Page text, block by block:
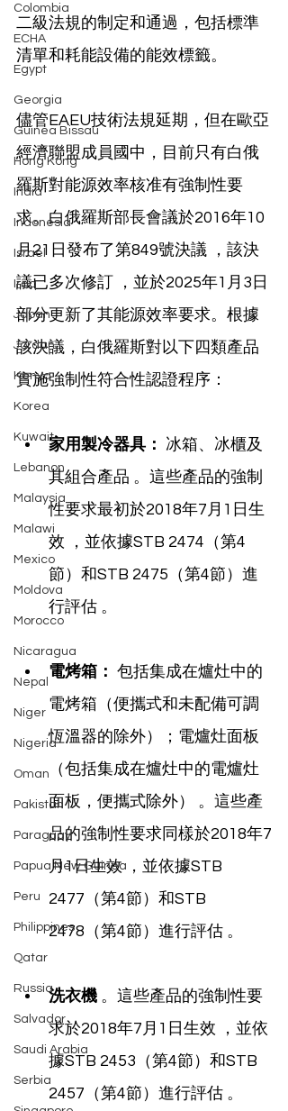
Colombia
ECHA
Egypt
Georgia
Guinea Bissau
Hong Kong
India
Indonesia
Israel
Iraq
Japan
Jordan
Kenya
Korea
Kuwait
Lebanon
Malaysia
Malawi
Mexico
Moldova
Morocco
Nicaragua
Nepal
Niger
Nigeria
Oman
Pakistan
Paraguay
Papua New Guinea
Peru
Philippines
Qatar
Russia
Salvador
Saudi Arabia
Serbia
二級法規的制定和通過，包括標準
清單和耗能設備的能效標籤。
儘管EAEU技術法規延期，但在歐亞
經濟聯盟成員國中，目前只有白俄
羅斯對能源效率核准有強制性要
求。白俄羅斯部長會議於2016年10
月21日發布了第849號決議 ，該決
議已多次修訂 ，並於2025年1月3日
部分更新了其能源效率要求。根據
該決議，白俄羅斯對以下四類產品
實施強制性符合性認證程序：
家用製冷器具：
冰箱、冰櫃及
其組合產品 。這些產品的強制
性要求最初於2018年7月1日生
效 ，並依據STB 2474（第4
節）和STB 2475（第4節）進
行評估 。
電烤箱： 包括集成在爐灶中的
電烤箱（便攜式和未配備可調
恆溫器的除外）；電爐灶面板
（包括集成在爐灶中的電爐灶
面板，便攜式除外） 。這些產
品的強制性要求同樣於2018年7
月1日生效 ，並依據STB
2477（第4節）和STB
2478（第4節）進行評估 。
洗衣機 。這些產品的強制性要
求於2018年7月1日生效 ，並依
據STB 2453（第4節）和STB
2457（第4節）進行評估 。